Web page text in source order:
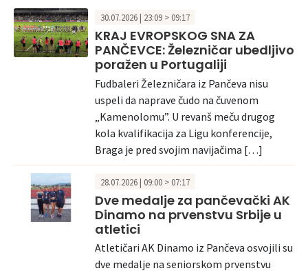
30.07.2026 | 23:09 > 09:17
KRAJ EVROPSKOG SNA ZA
PANČEVCE: Železničar ubedljivo
poražen u Portugaliji
Fudbaleri Železničara iz Pančeva nisu
uspeli da naprave čudo na čuvenom
„Kamenolomu”. U revanš meču drugog
kola kvalifikacija za Ligu konferencije,
Braga je pred svojim navijačima […]
28.07.2026 | 09:00 > 07:17
Dve medalje za pančevački AK
Dinamo na prvenstvu Srbije u
atletici
Atletičari AK Dinamo iz Pančeva osvojili su
dve medalje na seniorskom prvenstvu